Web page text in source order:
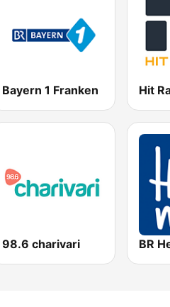
Bayern 1 Franken Hit
98.6 charivari BR